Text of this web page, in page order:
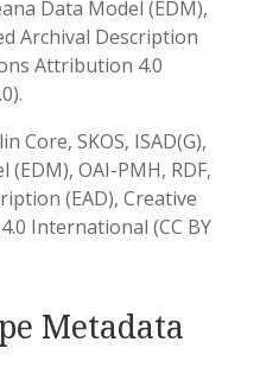
Data Model (EDM),
Archival Description
Attribution 4.0
Core, SKOS, ISAD(G),
OAI-PMH, RDF,
(EAD), Creative
International (CC BY
Metadata